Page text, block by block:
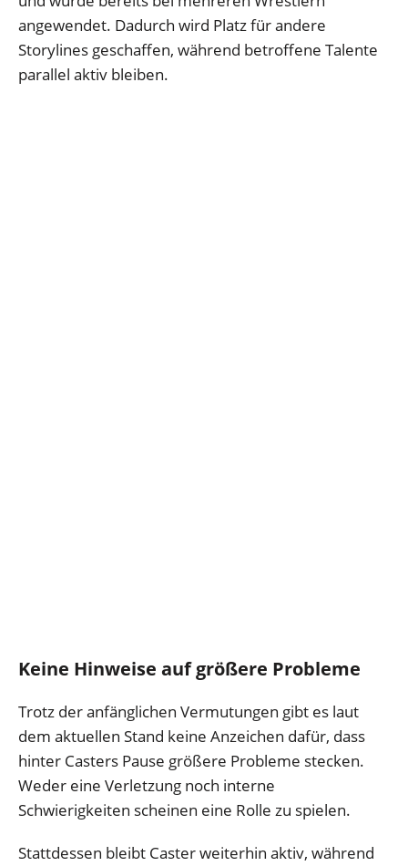
angewendet. Dadurch wird Platz für andere
Storylines geschaffen, während betroffene Talente
parallel aktiv bleiben.
Keine Hinweise auf größere Probleme
Trotz der anfänglichen Vermutungen gibt es laut
dem aktuellen Stand keine Anzeichen dafür, dass
hinter Casters Pause größere Probleme stecken.
Weder eine Verletzung noch interne
Schwierigkeiten scheinen eine Rolle zu spielen.
Stattdessen bleibt Caster weiterhin aktiv, während